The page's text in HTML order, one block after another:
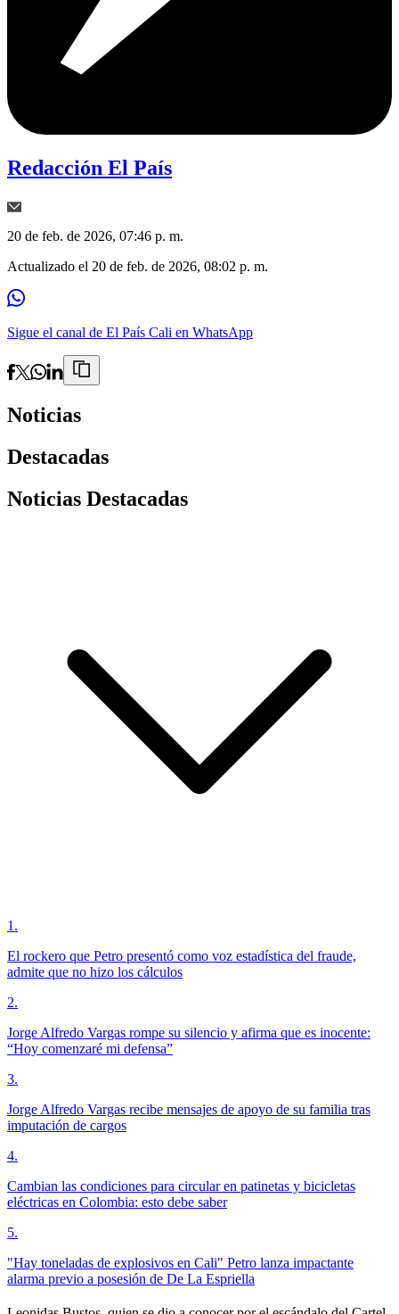
Redacción El País
20 de feb. de 2026, 07:46 p. m.
Actualizado el 20 de feb. de 2026, 08:02 p. m.
Sigue el canal de El País Cali en WhatsApp
Noticias
Destacadas
Noticias Destacadas
1 .
El rockero que Petro presentó como voz estadística del fraude,
admite que no hizo los cálculos
2.
Jorge Alfredo Vargas rompe su silencio y afirma que es inocente:
“Hoy comenzaré mi defensa”
3.
Jorge Alfredo Vargas recibe mensajes de apoyo de su familia tras
imputación de cargos
4.
Cambian las condiciones para circular en patinetas y bicicletas
eléctricas en Colombia: esto debe saber
5.
"Hay toneladas de explosivos en Cali" Petro lanza impactante
alarma previo a posesión de De La Espriella